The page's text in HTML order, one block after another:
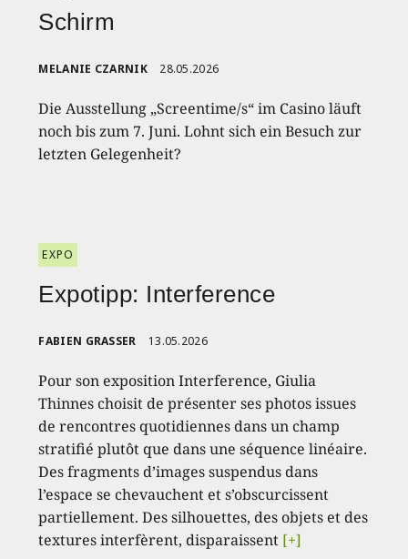
Schirm
MELANIE CZARNIK 28.05.2026
Die Ausstellung „Screentime/s“ im Casino läuft
noch bis zum 7. Juni. Lohnt sich ein Besuch zur
letzten Gelegenheit?
EXPO
Expotipp: Interference
FABIEN GRASSER 13.05.2026
Pour son exposition Interference, Giulia
Thinnes choisit de présenter ses photos issues
de rencontres quotidiennes dans un champ
stratifié plutôt que dans une séquence linéaire.
Des fragments d’images suspendus dans
l’espace se chevauchent et s’obscurcissent
partiellement. Des silhouettes, des objets et des
textures interfèrent, disparaissent [+]